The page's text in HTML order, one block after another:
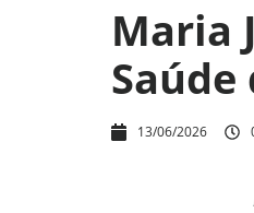
Maria
13/06/2026